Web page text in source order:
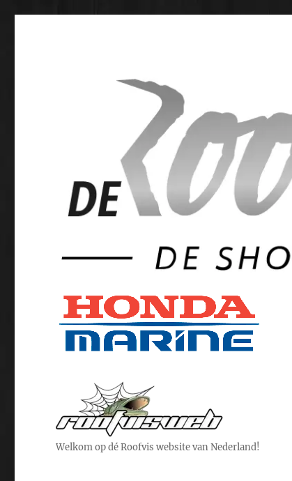
Welkom op dé Roofvis website van Nederland!